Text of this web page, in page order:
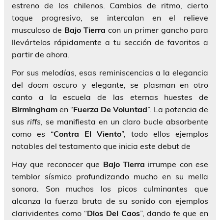
estreno de los chilenos. Cambios de ritmo, cierto
toque progresivo, se intercalan en el relieve
musculoso de Bajo Tierra con un primer gancho para
llevártelos rápidamente a tu sección de favoritos a
partir de ahora.
Por sus melodías, esas reminiscencias a la elegancia
del doom oscuro y elegante, se plasman en otro
canto a la escuela de las eternas huestes de
Birmingham en “Fuerza De Voluntad”. La potencia de
sus riffs, se manifiesta en un claro bucle absorbente
como es “Contra El Viento”, todo ellos ejemplos
notables del testamento que inicia este debut de
Hay que reconocer que Bajo Tierra irrumpe con ese
temblor sísmico profundizando mucho en su mella
sonora. Son muchos los picos culminantes que
alcanza la fuerza bruta de su sonido con ejemplos
clarividentes como “Dios Del Caos”, dando fe que en